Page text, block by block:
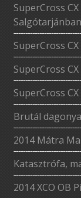
SuperCross
Salgótarjánban
SuperCross
SuperCross
SuperCross
Brutál
2014 Mátra
Katasztrófa,
2014 XCO OB